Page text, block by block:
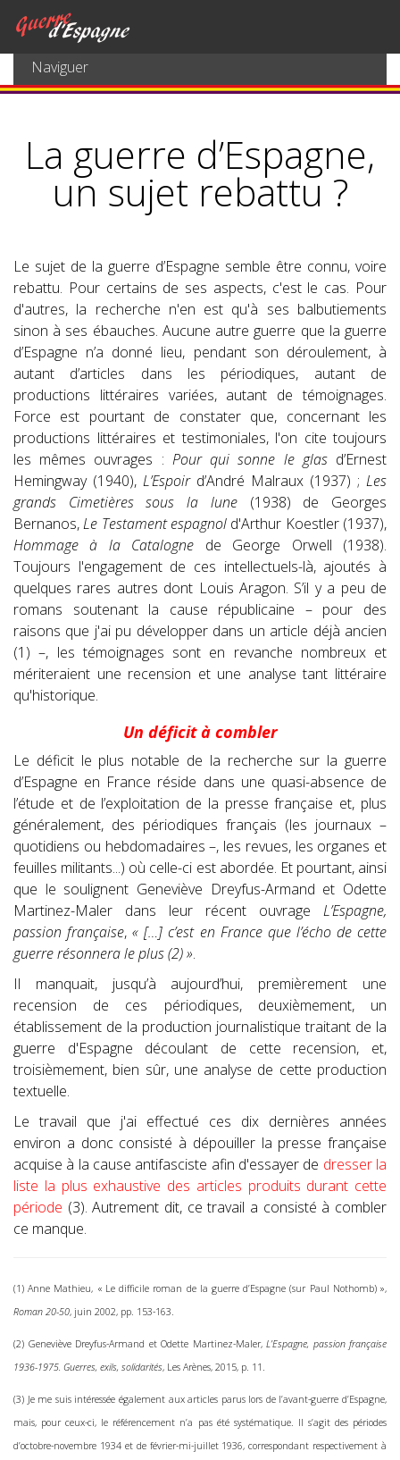
Naviguer
La guerre d’Espagne,
un sujet rebattu ?
Le sujet de la guerre d’Espagne semble être connu, voire
rebattu. Pour certains de ses aspects, c'est le cas. Pour
d'autres, la recherche n'en est qu'à ses balbutiements
sinon à ses ébauches. Aucune autre guerre que la guerre
d’Espagne n’a donné lieu, pendant son déroulement, à
autant d’articles dans les périodiques, autant de
productions littéraires variées, autant de témoignages.
Force est pourtant de constater que, concernant les
productions littéraires et testimoniales, l'on cite toujours
les mêmes ouvrages : Pour qui sonne le glasd’Ernest
Hemingway (1940), L’Espoird’André Malraux (1937) ; Les
grands Cimetières sous la lune(1938) de Georges
Bernanos,Le Testament espagnol d'Arthur Koestler (1937),
Hommage à la Catalogne de George Orwell (1938).
Toujours l'engagement de ces intellectuels-là, ajoutés à
quelques rares autres dont Louis Aragon. S’il y a peu de
romans soutenant la cause républicaine – pour des
raisons que j'ai pu développer dans un article déjà ancien
(1) –, les témoignages sont en revanche nombreux et
mériteraient une recension et une analyse tant littéraire
qu'historique.
Un déficit à combler
Le déficit le plus notable de la recherche sur la guerre
d’Espagne en France réside dans une quasi-absence de
l’étude et de l’exploitation de la presse française et, plus
généralement, des périodiques français (les journaux –
quotidiens ou hebdomadaires –, les revues, les organes et
feuilles militants...) où celle-ci est abordée. Et pourtant, ainsi
que le soulignent Geneviève Dreyfus-Armand et Odette
Martinez-Maler dans leur récent ouvrage L’Espagne,
passion française,« […] c’est en France que l’écho de cette
guerre résonnera le plus (2) ».
Il manquait, jusqu’à aujourd’hui, premièrement une
recension de ces périodiques, deuxièmement, un
établissement de la production journalistique traitant de la
guerre d'Espagne découlant de cette recension, et,
troisièmement, bien sûr, une analyse de cette production
textuelle.
Le travail que j'ai effectué ces dix dernières années
environ a donc consisté à dépouiller la presse française
acquise à la cause antifasciste afin d'essayer de dresser la
liste la plus exhaustive des articles produits durant cette
période (3). Autrement dit, ce travail a consisté à combler
ce manque.
(1) Anne Mathieu, « Le difficile roman de la guerre d’Espagne (sur Paul Nothomb) »,
Roman 20-50, juin 2002, pp. 153-163.
(2) Geneviève Dreyfus-Armand et Odette Martinez-Maler, L’Espagne, passion française
1936-1975. Guerres, exils, solidarités, Les Arènes, 2015, p. 11.
(3) Je me suis intéressée également aux articles parus lors de l’avant-guerre d’Espagne,
mais, pour ceux-ci, le référencement n’a pas été systématique. Il s’agit des périodes
d’octobre-novembre 1934 et de février-mi-juillet 1936, correspondant respectivement à